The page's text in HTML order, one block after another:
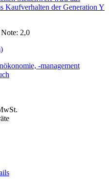
2,0
-management